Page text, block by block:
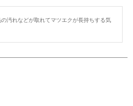
汚れなどが取れてマツエクが長持ちする気